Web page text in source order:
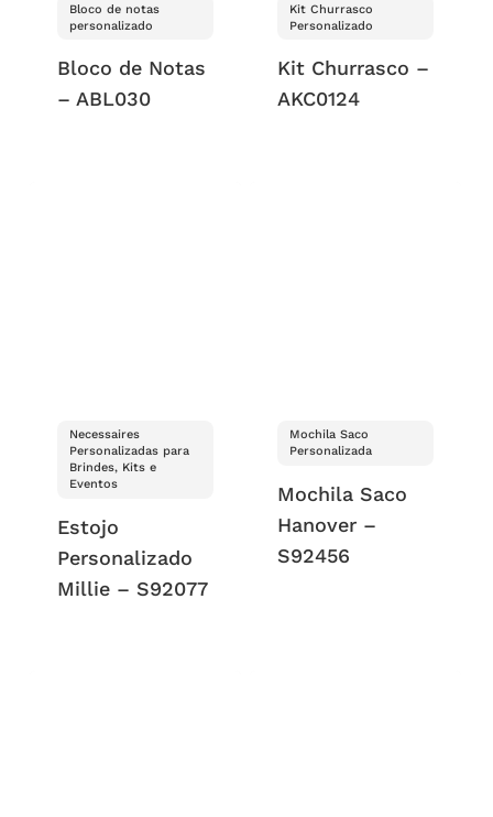
Bloco de notas
personalizado
Bloco de Notas
– ABL030
Kit Churrasco
Personalizado
Kit Churrasco –
AKC0124
Necessaires
Personalizadas para
Brindes, Kits e
Eventos
Estojo
Personalizado
Millie – S92077
Mochila Saco
Personalizada
Mochila Saco
Hanover –
S92456